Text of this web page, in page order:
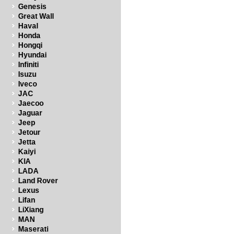
Genesis
Great Wall
Haval
Honda
Hongqi
Hyundai
Infiniti
Isuzu
Iveco
JAC
Jaecoo
Jaguar
Jeep
Jetour
Jetta
Kaiyi
KIA
LADA
Land Rover
Lexus
Lifan
LiXiang
MAN
Maserati